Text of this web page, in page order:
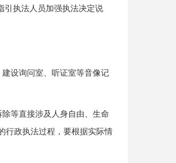
引执法人员加强执法决定说
设询问室、听证室等音像记
等直接涉及人身自由、生命
行政执法过程，要根据实际情